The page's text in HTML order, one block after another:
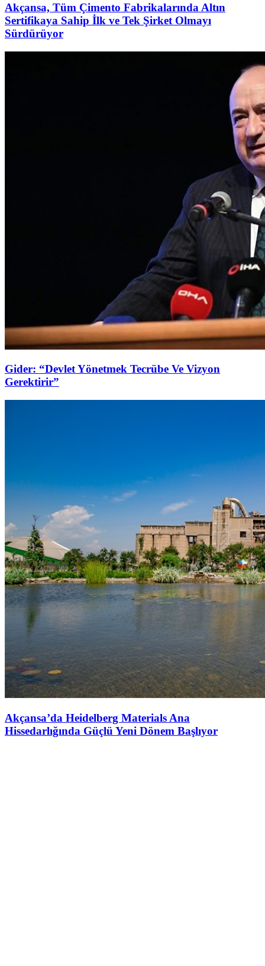
Akçansa, Tüm Çimento Fabrikalarında Altın
Sertifikaya Sahip İlk ve Tek Şirket Olmayı
Sürdürüyor
Gider: “Devlet Yönetmek Tecrübe Ve Vizyon
Gerektirir”
Akçansa’da Heidelberg Materials Ana
Hissedarlığında Güçlü Yeni Dönem Başlıyor